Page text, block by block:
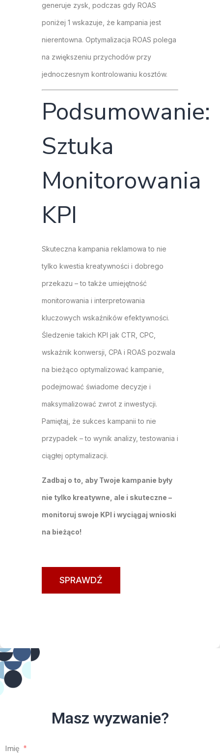
generuje zysk, podczas gdy ROAS
poniżej 1 wskazuje, że kampania jest
nierentowna. Optymalizacja ROAS polega
na zwiększeniu przychodów przy
jednoczesnym kontrolowaniu kosztów.
Podsumowanie:
Sztuka
Monitorowania
KPI
Skuteczna kampania reklamowa to nie
tylko kwestia kreatywności i dobrego
przekazu – to także umiejętność
monitorowania i interpretowania
kluczowych wskaźników efektywności.
Śledzenie takich KPI jak CTR, CPC,
wskaźnik konwersji, CPA i ROAS pozwala
na bieżąco optymalizować kampanie,
podejmować świadome decyzje i
maksymalizować zwrot z inwestycji.
Pamiętaj, że sukces kampanii to nie
przypadek – to wynik analizy, testowania i
ciągłej optymalizacji.
Zadbaj o to, aby Twoje kampanie były
nie tylko kreatywne, ale i skuteczne –
monitoruj swoje KPI i wyciągaj wnioski
na bieżąco!
SPRAWDŹ
Masz wyzwanie?
Imię